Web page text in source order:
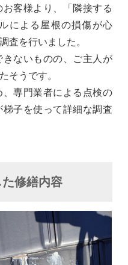
客様より、「隣接する
による屋根の損傷が心
査を行いました。
ないものの、ご主人が
そうです。
専門業者による点検の
子を使って詳細な調査
修繕内容